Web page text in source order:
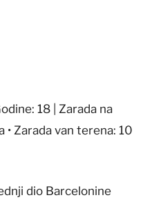
18 | Zarada na
Zarada van terena: 10
dio Barcelonine